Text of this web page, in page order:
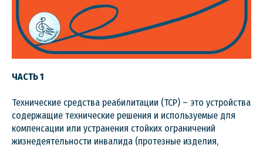
ЧАСТЬ 1
Технические средства реабилитации (ТСР) – это устройства
содержащие технические решения и используемые для
компенсации или устранения стойких ограничений
жизнедеятельности инвалида (протезные изделия,